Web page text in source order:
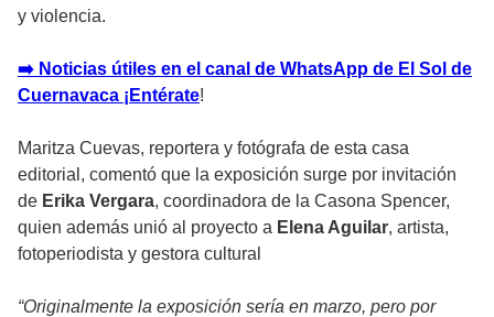
y violencia.
➡️ Noticias útiles en el canal de WhatsApp de El Sol de
Cuernavaca ¡Entérate!
Maritza Cuevas, reportera y fotógrafa de esta casa
editorial, comentó que la exposición surge por invitación
de Erika Vergara, coordinadora de la Casona Spencer,
quien además unió al proyecto a Elena Aguilar, artista,
fotoperiodista y gestora cultural
“Originalmente la exposición sería en marzo, pero por